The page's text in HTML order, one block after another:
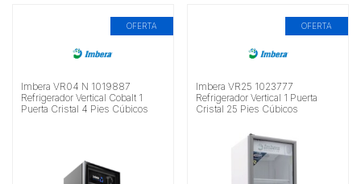
OFERTA
Imbera VR04 N 1019887
Refrigerador Vertical Cobalt 1
Puerta Cristal 4 Pies Cúbicos
OFERTA
Imbera VR25 1023777
Refrigerador Vertical 1 Puerta
Cristal 25 Pies Cúbicos